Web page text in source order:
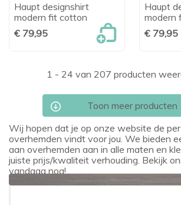
Haupt designshirt
modern fit cotton
€ 79,95
Haupt
modern
€ 79,95
1 - 24 van 207 producten
Toon meer producten
Wij hopen dat je op onze website de
overhemden vindt voor jou. We bieden
aan overhemden aan in alle maten en
juiste prijs/kwaliteit verhouding. Bekijk
vandaag nog!